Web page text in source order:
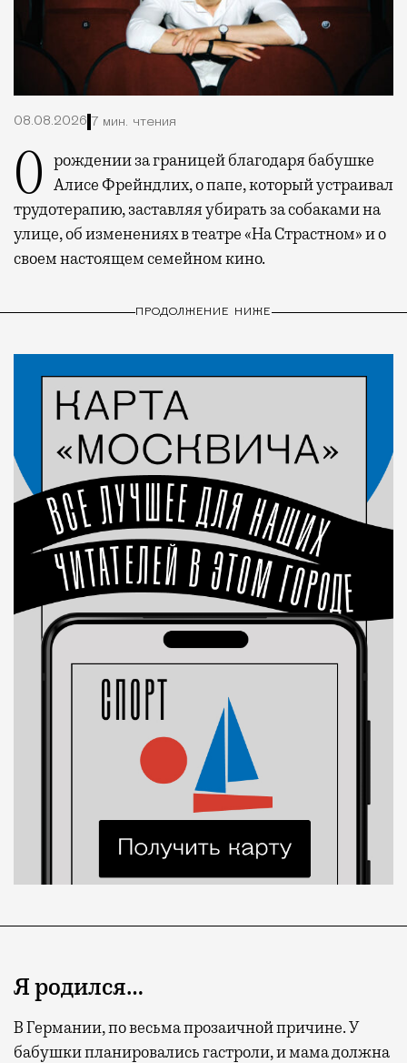
08.08.2026 7 мин. чтения
О рождении за границей благодаря бабушке Алисе Фрейндлих, о папе, который устраивал
трудотерапию, заставляя убирать за собаками на
улице, об изменениях в театре «На Страстном» и о
своем настоящем семейном кино.
ПРОДОЛЖЕНИЕ НИЖЕ
Я родился…
В Германии, по весьма прозаичной причине. У
бабушки планировались гастроли, и мама должна